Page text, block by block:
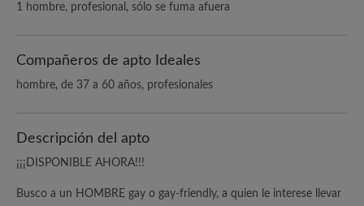
1 hombre, profesional, sólo se fuma afuera
Compañeros de apto Ideales
hombre, de 37 a 60 años, profesionales
Descripción del apto
¡¡¡DISPONIBLE AHORA!!!
Busco a un HOMBRE gay o gay-friendly, a quien le interese llevar